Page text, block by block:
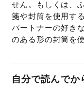
せん。もしくは、
箋や封筒を使用す
パートナーの好き
のある形の封筒を
自分で読んでか